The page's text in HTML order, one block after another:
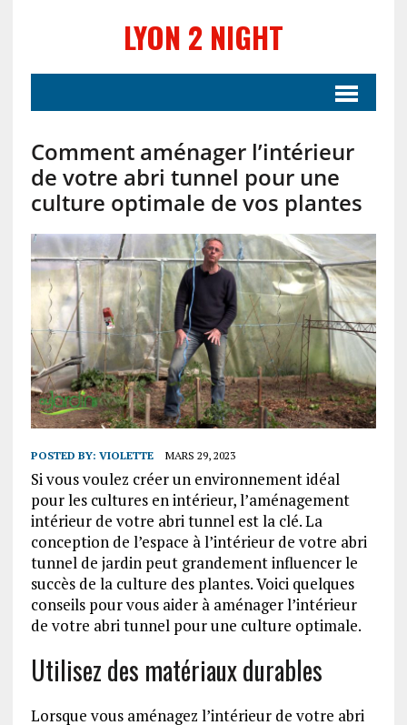
LYON 2 NIGHT
Comment aménager l’intérieur
de votre abri tunnel pour une
culture optimale de vos plantes
POSTED BY: VIOLETTE MARS 29, 2023
Si vous voulez créer un environnement idéal
pour les cultures en intérieur, l’aménagement
intérieur de votre abri tunnel est la clé. La
conception de l’espace à l’intérieur de votre abri
tunnel de jardin peut grandement influencer le
succès de la culture des plantes. Voici quelques
conseils pour vous aider à aménager l’intérieur
de votre abri tunnel pour une culture optimale.
Utilisez des matériaux durables
Lorsque vous aménagez l’intérieur de votre abri